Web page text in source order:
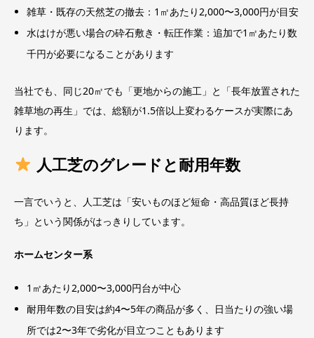
雑草・既存の天然芝の撤去：1㎡あたり2,000〜3,000円が目安
水はけが悪い場合の砕石敷き・転圧作業：追加で1㎡あたり数
千円が必要になることがあります
当社でも、同じ20㎡でも「更地からの施工」と「長年放置された
雑草地の再生」では、総額が1.5倍以上変わるケースが実際にあ
ります。
人工芝のグレードと耐用年数
一言でいうと、人工芝は「安いものほど短命・高品質ほど長持
ち」という関係がはっきりしています。
ホームセンター系
1㎡あたり2,000〜3,000円台が中心
耐用年数の目安は約4〜5年の商品が多く、日当たりの強い場
所では2〜3年で劣化が目立つこともあります